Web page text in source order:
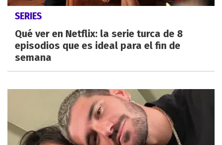
SERIES
Qué ver en Netflix: la serie turca de 8
episodios que es ideal para el fin de
semana